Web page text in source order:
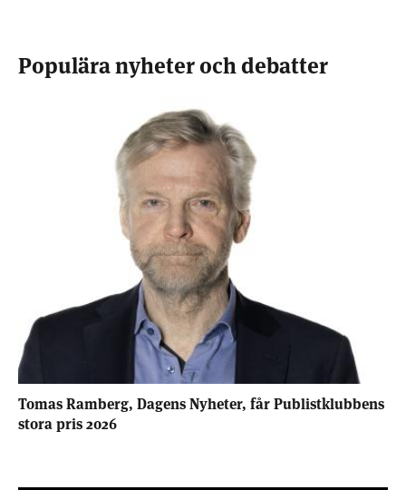
Populära nyheter och debatter
Tomas Ramberg, Dagens Nyheter, får Publistklubbens
stora pris 2026